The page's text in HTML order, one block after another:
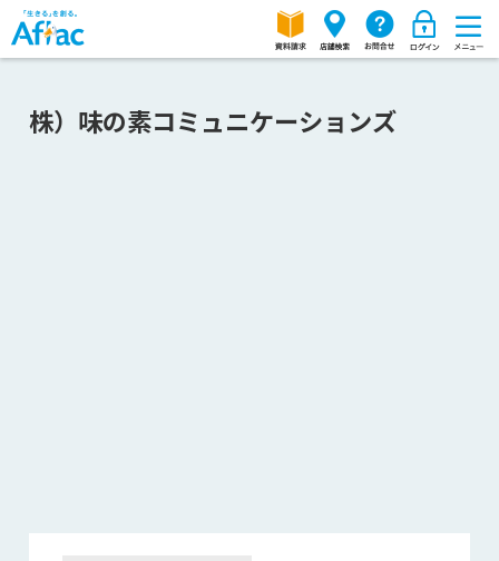
株）味の素コミュニケーションズ